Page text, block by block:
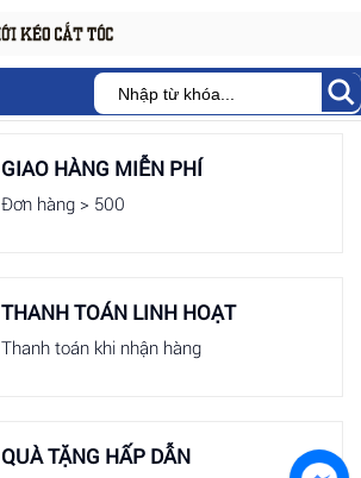
GIAO HÀNG MIỄN PHÍ
Đơn hàng > 500
THANH TOÁN LINH HOẠT
Thanh toán khi nhận hàng
QUÀ TẶNG HẤP DẪN